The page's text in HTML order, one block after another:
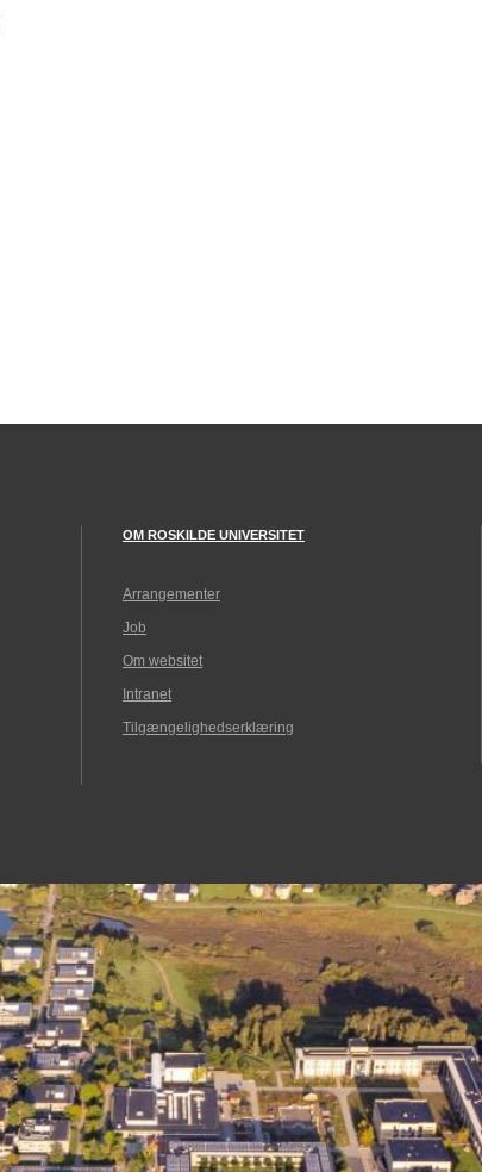
OM ROSKILDE UNIVERSITET
Arrangementer
Job
Om websitet
Intranet
Tilgængelighedserklæring